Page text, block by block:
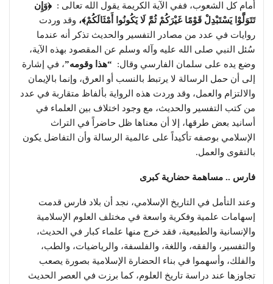
أمام كل الشعوب، ففي الآية الكريمة يقول الله تعالى : ﴿وَإِن
تَتَوَلَّوْا يَسْتَبْدِلْ قَوْمًا غَيْرَكُمْ ثُمَّ لَا يَكُونُوا أَمْثَالَكُمْ﴾، وقد وردت
روايات في عدد من مصادر التفسير والحديث تذكر أنه عندما
سُئل النبي صلى الله عليه وآله وسلم عن المقصود بهذه الآية،
وضع يده على سلمان الفارسي وقال: “هذا وقومه”، في إشارة
إلى أن حمل الرسالة لا يرتبط بالنسب أو العرق، وإنما بالإيمان
والالتزام والعمل، وقد وردت هذه الرواية بألفاظ متقاربة في عدد
من كتب التفسير والحديث، مع وجود اختلاف بين العلماء في
أسانيد بعض طرقها، إلا أن معناها ظل حاضراً في التراث
الإسلامي بوصفه تأكيداً على عالمية الرسالة وأن التفاضل يكون
بالتقوى والعمل.
فارس .. مساهمة حضارية كبرى
وعند التأمل في التاريخ الإسلامي، نجد أن بلاد فارس قدمت
إسهامات علمية وفكرية واسعة في مختلف العلوم الإسلامية
والإنسانية والطبيعية، فقد خرج منها علماء كبار في الحديث،
والتفسير، والفقه، واللغة، والفلسفة، والرياضيات، والطب،
والفلك، وأسهموا في بناء الحضارة الإسلامية بصورة يصعب
تجاوزها عند دراسة تاريخ العلوم، كما برزت في العصر الحديث